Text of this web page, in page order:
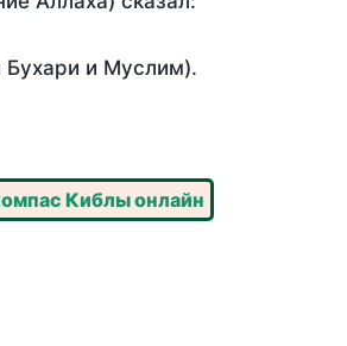
Бухари и Муслим).
Киблы онлайн